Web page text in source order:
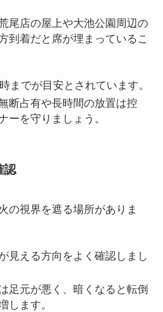
尾店の屋上や大池公園周辺の
到着だと席が埋まっているこ
までが目安とされています。
断占有や長時間の放置は控
ーを守りましょう 。
認
の視界を遮る場所がありま
見える方向をよく確認しまし
足元が悪く、暗くなると転倒
します。